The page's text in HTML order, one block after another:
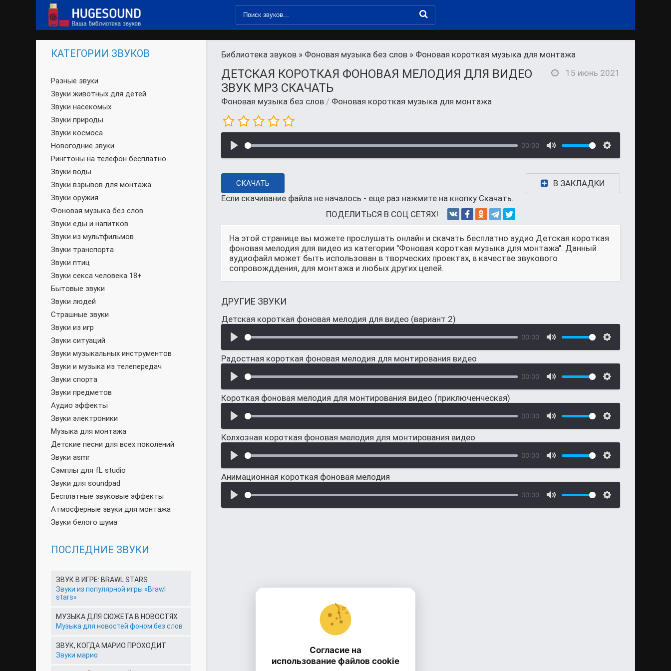
Библиотека звуков » Фоновая музыка без слов » Фоновая короткая музыка для монтажа
ДЕТСКАЯ КОРОТКАЯ ФОНОВАЯ МЕЛОДИЯ ДЛЯ ВИДЕО
ЗВУК MP3 СКАЧАТЬ
Фоновая музыка без слов / Фоновая короткая музыка для монтажа
15 июнь 2021
00:00
СКАЧАТЬ
В ЗАКЛАДКИ
Если скачивание файла не началось - еще раз нажмите на кнопку Скачать.
ПОДЕЛИТЬСЯ В СОЦ СЕТЯХ!
На этой странице вы можете прослушать онлайн и скачать бесплатно аудио Детская короткая
фоновая мелодия для видео из категории "Фоновая короткая музыка для монтажа". Данный
аудиофайл может быть использован в творческих проектах, в качестве звукового
сопровожддения, для монтажа и любых других целей.
ДРУГИЕ ЗВУКИ
Детская короткая фоновая мелодия для видео (вариант 2)
00:00
Радостная короткая фоновая мелодия для монтирования видео
00:00
Короткая фоновая мелодия для монтирования видео (приключенческая)
00:00
Колхозная короткая фоновая мелодия для монтирования видео
00:00
Анимационная короткая фоновая мелодия
00:00
КАТЕГОРИИ ЗВУКОВ
Разные звуки
Звуки животных для детей
Звуки насекомых
Звуки природы
Звуки космоса
Новогодние звуки
Рингтоны на телефон бесплатно
Звуки воды
Звуки взрывов для монтажа
Звуки оружия
Фоновая музыка без слов
Звуки еды и напитков
Звуки из мультфильмов
Звуки транспорта
Звуки птиц
Звуки секса человека 18+
Бытовые звуки
Звуки людей
Страшные звуки
Звуки из игр
Звуки ситуаций
Звуки музыкальных инструментов
Звуки и музыка из телепередач
Звуки спорта
Звуки предметов
Аудио эффекты
Звуки электроники
Музыка для монтажа
Детские песни для всех поколений
Звуки asmr
Сэмплы для fL studio
Звуки для soundpad
Бесплатные звуковые эффекты
Атмосферные звуки для монтажа
Звуки белого шума
ПОСЛЕДНИЕ ЗВУКИ
ЗВУК В ИГРЕ: BRAWL STARS
Звуки из популярной игры «Brawl
stars»
МУЗЫКА ДЛЯ СЮЖЕТА В НОВОСТЯХ
Музыка для новостей фоном без слов
ЗВУК, КОГДА МАРИО ПРОХОДИТ
Звуки марио
Согласие на
использование файлов cookie